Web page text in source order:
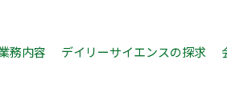
務内容 デイリーサイエンスの探求